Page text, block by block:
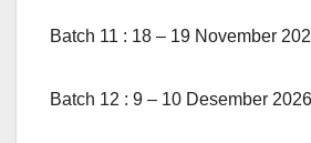
Batch 11 : 18 – 19 November
Batch 12 : 9 – 10 Desember 2026